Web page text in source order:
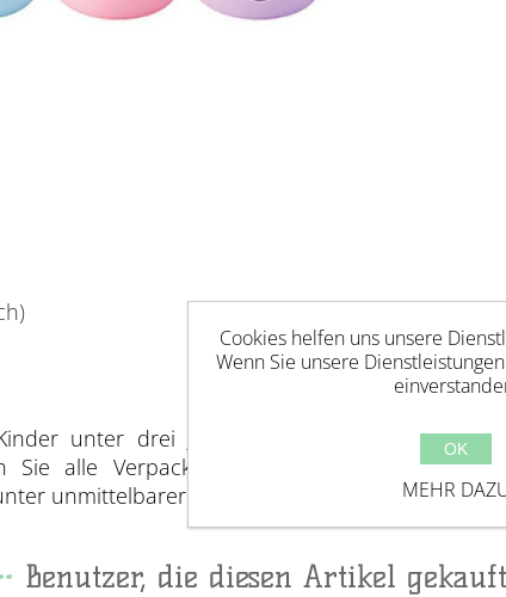
unter drei Jahren geeignet.
Sie alle Verpackungselemente bevor
unmittelbarer Aufsicht von Erwachsenen.
Benutzer, die diesen Artikel
Cookies helfen uns unsere
Wenn Sie unsere
OK
MEHR